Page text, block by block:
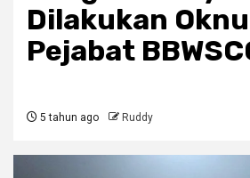
Dilakukan
Pejabat
5 tahun ago Ruddy